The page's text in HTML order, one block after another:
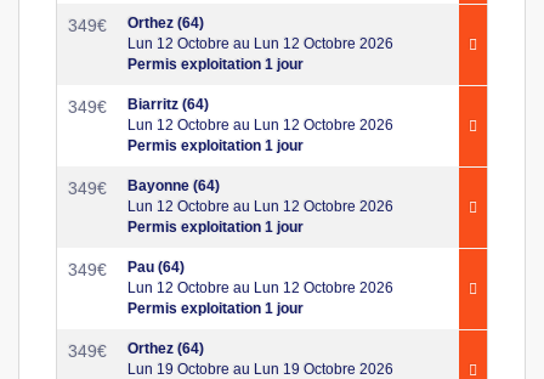
349€
Orthez (64)
Lun 12 Octobre au Lun 12 Octobre 2026
Permis exploitation 1 jour
349€
Biarritz (64)
Lun 12 Octobre au Lun 12 Octobre 2026
Permis exploitation 1 jour
349€
Bayonne (64)
Lun 12 Octobre au Lun 12 Octobre 2026
Permis exploitation 1 jour
349€
Pau (64)
Lun 12 Octobre au Lun 12 Octobre 2026
Permis exploitation 1 jour
349€
Orthez (64)
Lun 19 Octobre au Lun 19 Octobre 2026